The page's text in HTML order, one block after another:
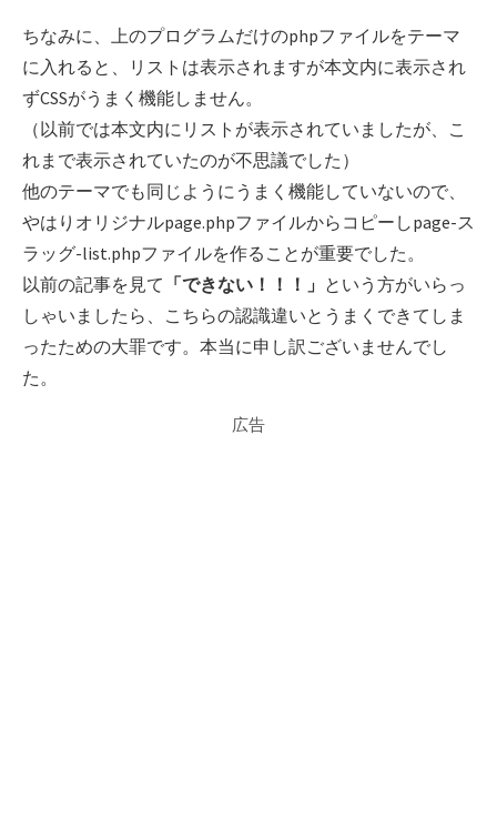
ちなみに、上のプログラムだけのphpファイルをテーマ
に入れると、リストは表示されますが本文内に表示され
ずCSSがうまく機能しません。
（以前では本文内にリストが表示されていましたが、こ
れまで表示されていたのが不思議でした）
他のテーマでも同じようにうまく機能していないので、
やはりオリジナルpage.phpファイルからコピーしpage-ス
ラッグ-list.phpファイルを作ることが重要でした。
以前の記事を見て 「できない！！！」 という方がいらっ
しゃいましたら、こちらの認識違いとうまくできてしま
ったための大罪です。本当に申し訳ございませんでし
た。
広告